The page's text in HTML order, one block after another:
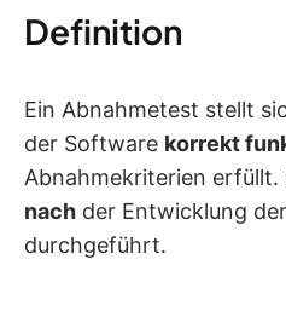
Definition
Ein Abnahmetest stellt
der Software korrekt
Abnahmekriterien erfüllt.
nach der Entwicklung
durchgeführt.